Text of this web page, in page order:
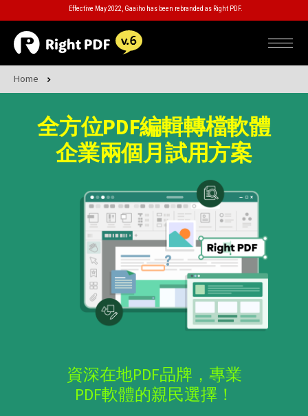
Effective May 2022, Gaaiho has been rebranded as Right PDF.
Home
全方位PDF編輯轉檔軟體
企業兩個月試用方案
資深在地PDF品牌，專業
PDF軟體的親民選擇！